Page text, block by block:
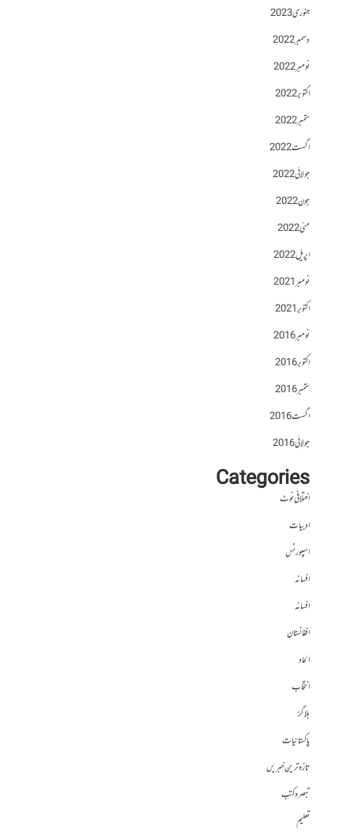
جنوری 2023
دسمبر 2022
نومبر 2022
اکتوبر 2022
ستمبر 2022
اگست 2022
جولائی 2022
جون 2022
مئی 2022
اپریل 2022
نومبر 2021
اکتوبر 2021
نومبر 2016
اکتوبر 2016
ستمبر 2016
اگست 2016
جولائی 2016
Categories
اختلافی نوٹ
ادبیات
اسپورٹس
افسانہ
افسانہ
افغانستان
الحاد
انتخاب
بلاگز
پاکستانیات
تازہ ترین خبریں
تبصرہ کتب
تعلیم